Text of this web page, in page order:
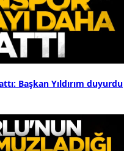
Başkan Yıldırım duyurdu